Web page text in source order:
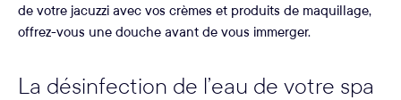
de votre jacuzzi avec vos crèmes et produits de maquillage,
offrez-vous une douche avant de vous immerger.
La désinfection de l’eau de votre spa